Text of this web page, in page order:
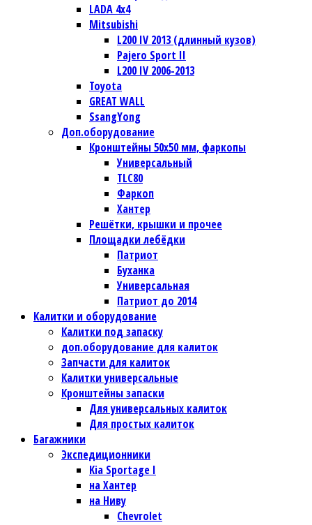
LADA 4x4
Mitsubishi
L200 IV 2013 (длинный кузов)
Pajero Sport II
L200 IV 2006-2013
Toyota
GREAT WALL
SsangYong
Доп.оборудование
Кронштейны 50х50 мм, фаркопы
Универсальный
TLC80
Фаркоп
Хантер
Решётки, крышки и прочее
Площадки лебёдки
Патриот
Буханка
Универсальная
Патриот до 2014
Калитки и оборудование
Калитки под запаску
доп.оборудование для калиток
Запчасти для калиток
Калитки универсальные
Кронштейны запаски
Для универсальных калиток
Для простых калиток
Багажники
Экспедиционники
Kia Sportage I
на Хантер
на Ниву
Chevrolet